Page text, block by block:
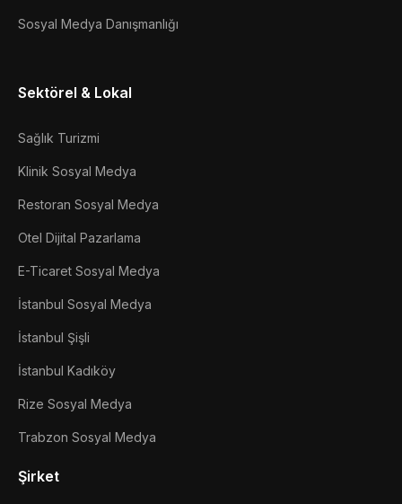
Sosyal Medya Danışmanlığı
Sektörel & Lokal
Sağlık Turizmi
Klinik Sosyal Medya
Restoran Sosyal Medya
Otel Dijital Pazarlama
E-Ticaret Sosyal Medya
İstanbul Sosyal Medya
İstanbul Şişli
İstanbul Kadıköy
Rize Sosyal Medya
Trabzon Sosyal Medya
Şirket